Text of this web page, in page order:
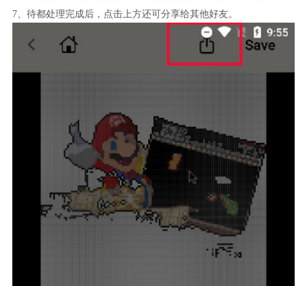
7、待都处理完成后，点击上方还可分享给其他好友。